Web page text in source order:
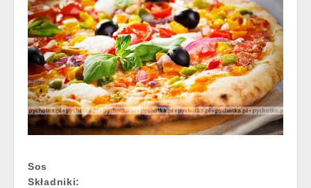
Sos
Składniki: